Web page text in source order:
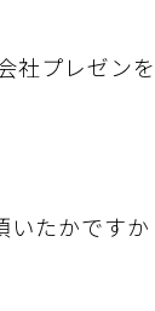
社プレゼン
たかですか